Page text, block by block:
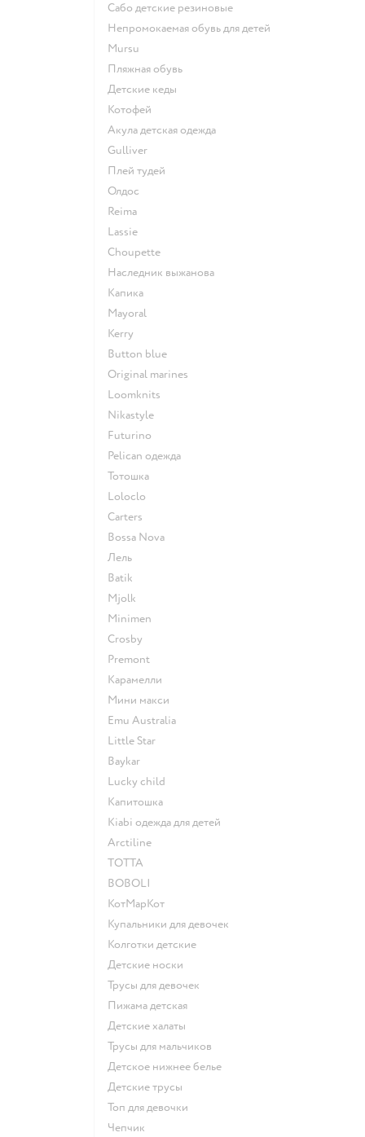
Сабо детские резиновые
Непромокаемая обувь для детей
Mursu
Пляжная обувь
Детские кеды
Котофей
Акула детская одежда
Gulliver
Плей тудей
Олдос
Reima
Lassie
Choupette
Наследник выжанова
Капика
Mayoral
Kerry
Button blue
Original marines
Loomknits
Nikastyle
Futurino
Pelican одежда
Тотошка
Loloclo
Сarters
Bossa Nova
Лель
Batik
Mjolk
Minimen
Crosby
Premont
Карамелли
Мини макси
Emu Australia
Little Star
Baykar
Lucky child
Капитошка
Kiabi одежда для детей
Arctiline
ТОТТА
BOBOLI
КотМарКот
Купальники для девочек
Колготки детские
Детские носки
Трусы для девочек
Пижама детская
Детские халаты
Трусы для мальчиков
Детское нижнее белье
Детские трусы
Топ для девочки
Чепчик